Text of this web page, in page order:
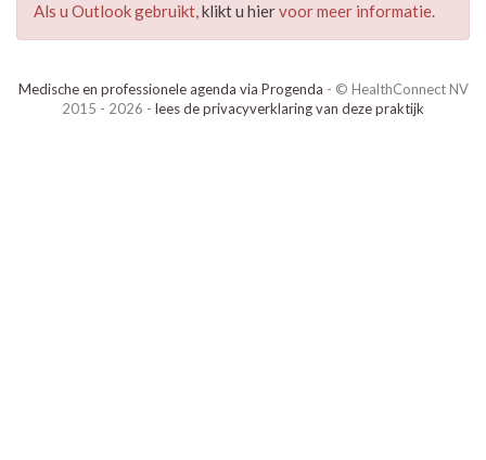
Als u Outlook gebruikt,klikt u hiervoor meer informatie.
Medische en professionele agenda via Progenda - © HealthConnect NV
2015 - 2026 - lees de privacyverklaring van deze praktijk